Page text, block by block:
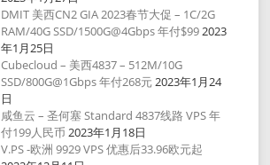
DMIT 美西CN2 GIA 2023春节大促 – 1C/2G
RAM/40G SSD/1500G@4Gbps 年付$992023
年1月25日
Cubecloud – 美西4837 – 512M/10G
SSD/800G@1Gbps 年付268元2023年1月24
日
咸鱼云 – 圣何塞 Standard 4837线路 VPS 年
付199人民币 2023年1月18日
V.PS -欧洲 9929 VPS 优惠后33.96欧元起